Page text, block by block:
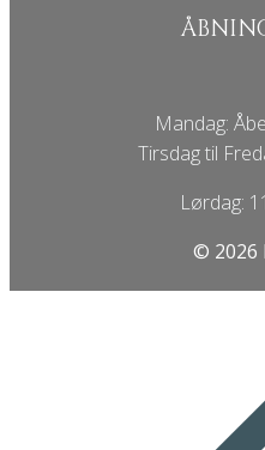
Mandag:
Tirsdag til
Lørdag:
© 2026